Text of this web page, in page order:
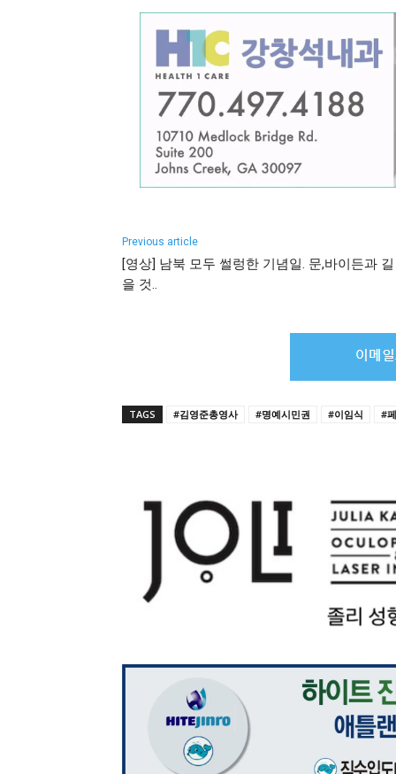
Previous article
[영상] 남북 모두 썰렁한 기념일. 문,바이든과
을 것..
TAGS #김영준총영사 #명예시민권 #이임식 #